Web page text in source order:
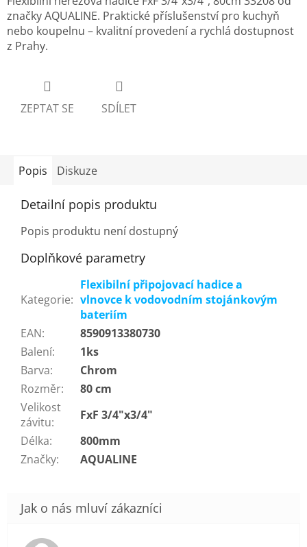
značky AQUALINE. Praktické příslušenství pro kuchyň
nebo koupelnu – kvalitní provedení a rychlá dostupnost
z Prahy.
ZEPTAT SE SDÍLET
Popis Diskuze
Detailní popis produktu
Popis produktu není dostupný
Doplňkové parametry
Kategorie:
Flexibilní připojovací hadice a
vlnovce k vodovodním stojánkovým
bateriím
EAN:
8590913380730
Balení:
1ks
Barva:
Chrom
Rozměr:
80 cm
Velikost
závitu:
FxF 3/4"x3/4"
Délka:
800mm
Značky: AQUALINE